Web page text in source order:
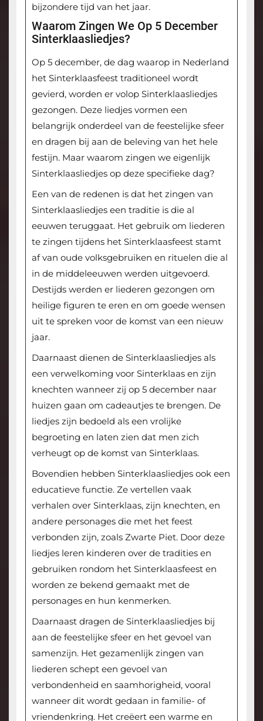
bijzondere tijd van het jaar.
Waarom Zingen We Op 5 December
Sinterklaasliedjes?
Op 5 december, de dag waarop in Nederland
het Sinterklaasfeest traditioneel wordt
gevierd, worden er volop Sinterklaasliedjes
gezongen. Deze liedjes vormen een
belangrijk onderdeel van de feestelijke sfeer
en dragen bij aan de beleving van het hele
festijn. Maar waarom zingen we eigenlijk
Sinterklaasliedjes op deze specifieke dag?
Een van de redenen is dat het zingen van
Sinterklaasliedjes een traditie is die al
eeuwen teruggaat. Het gebruik om liederen
te zingen tijdens het Sinterklaasfeest stamt
af van oude volksgebruiken en rituelen die al
in de middeleeuwen werden uitgevoerd.
Destijds werden er liederen gezongen om
heilige figuren te eren en om goede wensen
uit te spreken voor de komst van een nieuw
jaar.
Daarnaast dienen de Sinterklaasliedjes als
een verwelkoming voor Sinterklaas en zijn
knechten wanneer zij op 5 december naar
huizen gaan om cadeautjes te brengen. De
liedjes zijn bedoeld als een vrolijke
begroeting en laten zien dat men zich
verheugt op de komst van Sinterklaas.
Bovendien hebben Sinterklaasliedjes ook een
educatieve functie. Ze vertellen vaak
verhalen over Sinterklaas, zijn knechten, en
andere personages die met het feest
verbonden zijn, zoals Zwarte Piet. Door deze
liedjes leren kinderen over de tradities en
gebruiken rondom het Sinterklaasfeest en
worden ze bekend gemaakt met de
personages en hun kenmerken.
Daarnaast dragen de Sinterklaasliedjes bij
aan de feestelijke sfeer en het gevoel van
samenzijn. Het gezamenlijk zingen van
liederen schept een gevoel van
verbondenheid en saamhorigheid, vooral
wanneer dit wordt gedaan in familie- of
vriendenkring. Het creëert een warme en